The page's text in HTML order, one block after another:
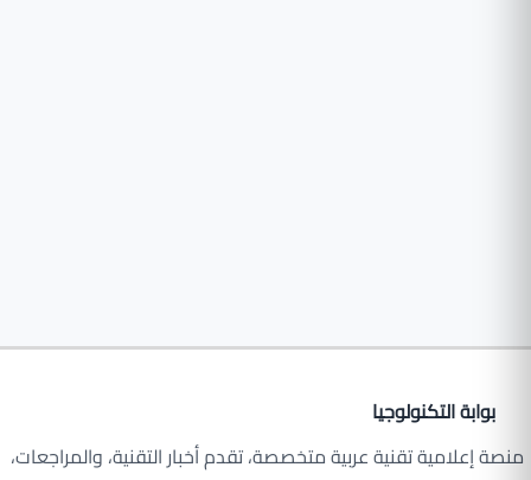
بوابة التكنولوجيا
منصة إعلامية تقنية عربية متخصصة، تقدم أخبار التقنية، والمراجعات،